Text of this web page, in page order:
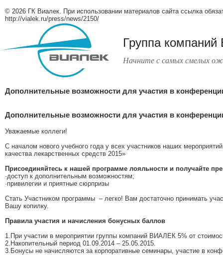
Группа
Начните с самых смелых
Дополнительные возможности для участия в
Дополнительные возможности для участия в
Уважаемые коллеги!
С началом нового учебного года у всех участников наших
качества лекарственных средств 2015»
Присоединяйтесь к нашей программе лояльности и получайте
·доступ к дополнительным возможностям;
·привилегии и приятные сюрпризы
Стать Участником программы – легко! Вам достаточно принимать
Вашу копилку.
Правила участия и начисления бонусных баллов
1.При участии в мероприятии группы компаний ВИАЛЕК 5% от
2.Накопительный период 01.09.2014 – 25.05.2015.
3.Бонусы не начисляются за корпоративные семинары, участие в
© 2026 ГК Виалек. При использовании материалов сайта ссылка
http://vialek.ru/press/news/2150/